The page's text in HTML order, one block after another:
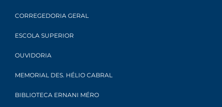
CORREGEDORIA GERAL
ESCOLA SUPERIOR
OUVIDORIA
MEMORIAL DES. HÉLIO CABRAL
BIBLIOTECA ERNANI MÉRO